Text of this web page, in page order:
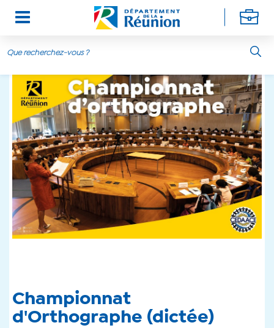
Aller au contenu principal
Championnat
d'Orthographe (dictée)